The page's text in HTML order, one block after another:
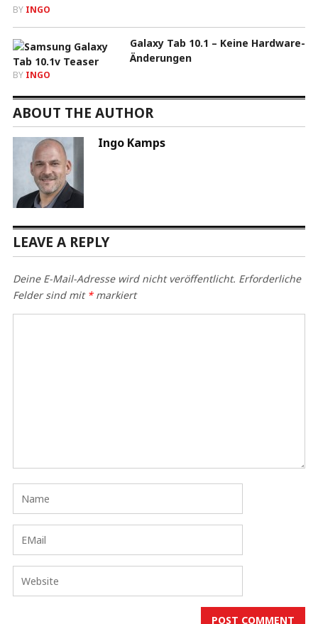
BY INGO
Galaxy Tab 10.1 – Keine Hardware-
Änderungen
BY INGO
ABOUT THE AUTHOR
Ingo Kamps
LEAVE A REPLY
Deine E-Mail-Adresse wird nicht veröffentlicht. Erforderliche
Felder sind mit *markiert